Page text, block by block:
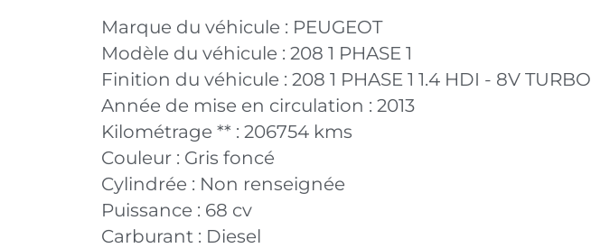
Marque du véhicule : PEUGEOT
Modèle du véhicule : 208 1 PHASE 1
Finition du véhicule : 208 1 PHASE 1 1.4 HDI - 8V TURBO
Année de mise en circulation : 2013
Kilométrage ** : 206754 kms
Couleur : Gris foncé
Cylindrée : Non renseignée
Puissance : 68 cv
Carburant : Diesel